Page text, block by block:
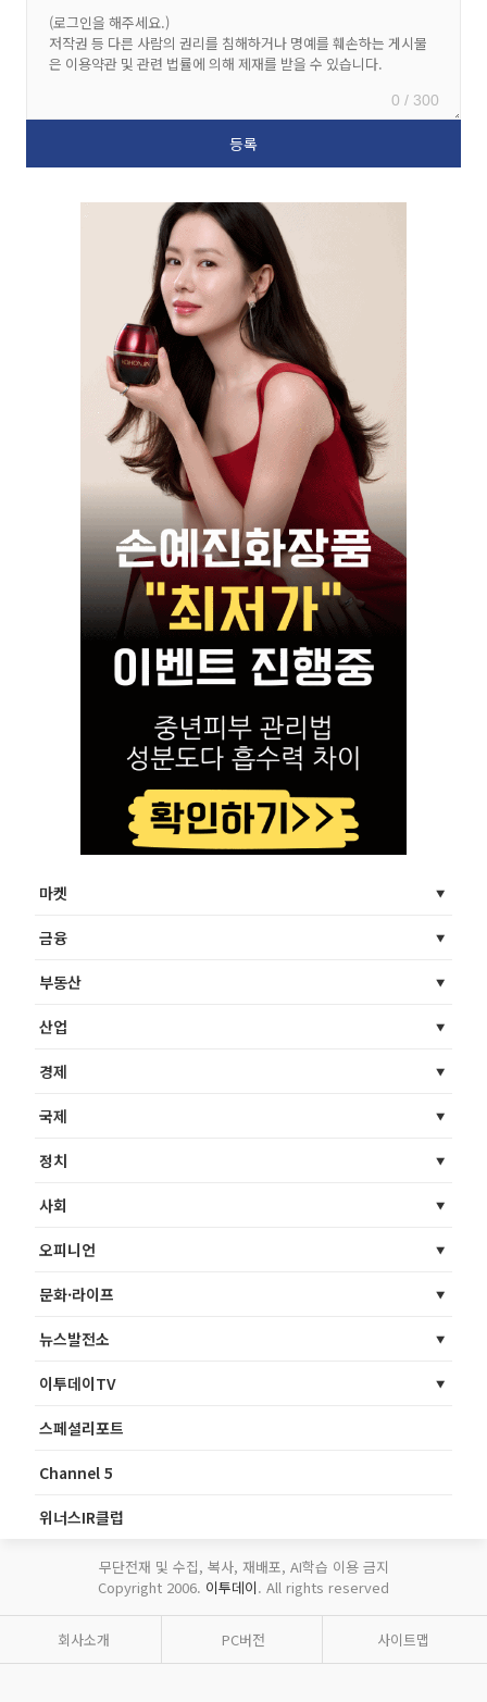
0 / 300
마켓
금융
부동산
산업
경제
국제
정치
사회
오피니언
문화·라이프
뉴스발전소
이투데이TV
스페셜리포트
Channel 5
위너스IR클럽
무단전재 및 수집, 복사, 재배포, AI학습 이용 금지
Copyright 2006. 이투데이. All rights reserved
회사소개 PC버전 사이트맵